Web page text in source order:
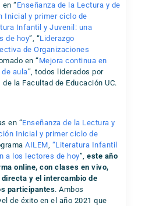
“Enseñanza de la Lectura y de
Inicial y primer ciclo de
Infantil y Juvenil: una
de hoy”, “Liderazgo
de Organizaciones
en “Mejora continua en
aula”, todos liderados por
la Facultad de Educación UC.
en “Enseñanza de la Lectura y
Inicial y primer ciclo de
AILEM, “Literatura Infantil
a los lectores de hoy”,este año
online, con clases en vivo,
y el intercambio de
participantes. Ambos
de éxito en el año 2021 que